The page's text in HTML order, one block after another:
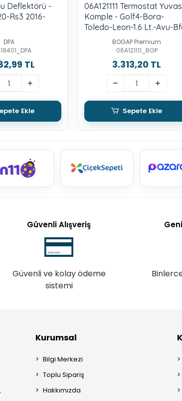
Deflektörü -
Rs3 2016-
DPA
TL
Ekle
06A121111 Termostat
Komple - Golf4-Bora-
Toledo-Leon-1.6 Lt.-Avu-
BOGAP Premium
06A121111_BGP
3.313,20 TL
Sepete Ekle
Güvenli Alışveriş
Güvenli ve kolay ödeme
sistemi
Kurumsal
Bilgi Merkezi
Toplu Sipariş
Hakkımızda